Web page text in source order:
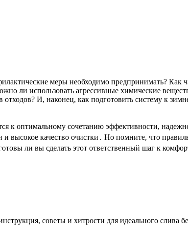
меры необходимо предпринимать? Как
ли использовать агрессивные химические
И, наконец, как подготовить систему к
к оптимальному сочетанию эффективности,
высокое качество очистки․ Но помните, что
ли вы сделать этот ответственный шаг к
советы и хитрости для идеального слива